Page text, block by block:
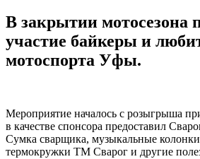
В закрытии мотосезона
участие байкеры и
мотоспорта Уфы.
Мероприятие началось с розыгрыша
в качестве спонсора предоставил
Сумка сварщика, музыкальные
термокружки ТМ Сварог и другие